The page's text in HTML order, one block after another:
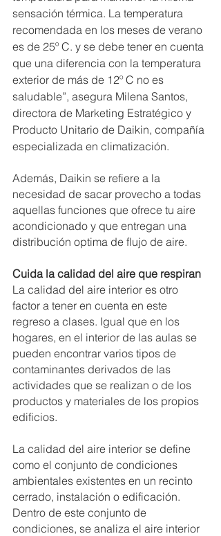
sensación térmica. La temperatura
recomendada en los meses de verano
es de 25º C. y se debe tener en cuenta
que una diferencia con la temperatura
exterior de más de 12º C no es
saludable”, asegura Milena Santos,
directora de Marketing Estratégico y
Producto Unitario de Daikin, compañía
especializada en climatización.
Además, Daikin se refiere a la
necesidad de sacar provecho a todas
aquellas funciones que ofrece tu aire
acondicionado y que entregan una
distribución optima de flujo de aire.
Cuida la calidad del aire que respiran
La calidad del aire interior es otro
factor a tener en cuenta en este
regreso a clases. Igual que en los
hogares, en el interior de las aulas se
pueden encontrar varios tipos de
contaminantes derivados de las
actividades que se realizan o de los
productos y materiales de los propios
edificios.
La calidad del aire interior se define
como el conjunto de condiciones
ambientales existentes en un recinto
cerrado, instalación o edificación.
Dentro de este conjunto de
condiciones, se analiza el aire interior